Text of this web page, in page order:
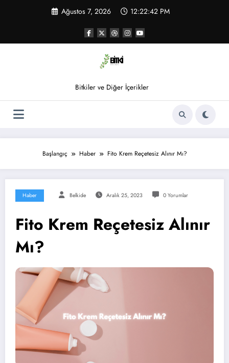
Ağustos 7, 2026 12:22:42 PM
Bitkiler ve Diğer İçerikler
Başlangıç Haber Fito Krem Reçetesiz Alınır Mı?
Haber Belkide Aralık 25, 2023 0 Yorumlar
Fito Krem Reçetesiz Alınır
Mı?